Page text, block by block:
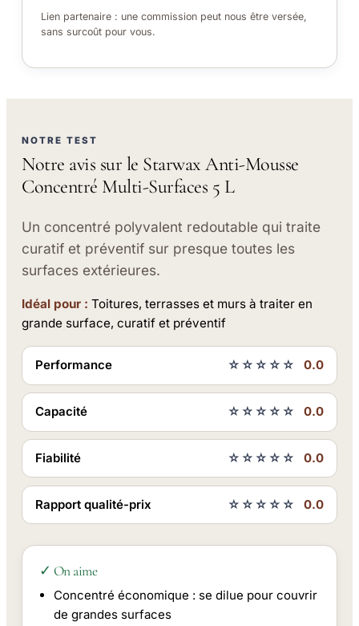
Lien partenaire : une commission peut nous être versée,
sans surcoût pour vous.
NOTRE TEST
Notre avis sur le Starwax Anti-Mousse
Concentré Multi-Surfaces 5 L
Un concentré polyvalent redoutable qui traite
curatif et préventif sur presque toutes les
surfaces extérieures.
Idéal pour : Toitures, terrasses et murs à traiter en
grande surface, curatif et préventif
Performance ☆☆☆☆☆ 0.0
Capacité ☆☆☆☆☆ 0.0
Fiabilité ☆☆☆☆☆ 0.0
Rapport qualité-prix ☆☆☆☆☆ 0.0
✓ On aime
Concentré économique : se dilue pour couvrir
de grandes surfaces